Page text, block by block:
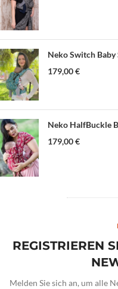
Neko Switch
179,00€
Neko HalfBuckle
179,00€
REGISTRIEREN
Melden Sie sich an, um alle